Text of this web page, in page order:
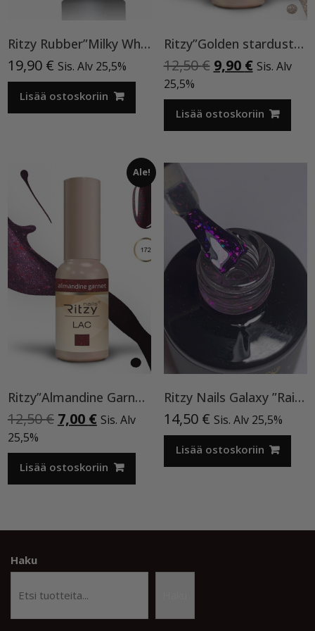
Ritzy Rubber”Milky White”11 , alusgeeli
19,90 € Sis. Alv 25,5%
Lisää ostoskoriin
Ritzy”Golden stardust”geelilakka,173 TPO vapaa
12,50€ Alkuperäinen
oli:
12,50 €.
9,90 €Nykyinen
on:
9,90 €.
Sis. Alv
25,5%
Lisää ostoskoriin
Ale!
Ritzy”Almandine Garnet”,9 ml TPO-VAPAA
12,50€ Alkuperäinen
oli:
12,50 €.
7,00 €Nykyinen
on:
7,00 €.
Sis. Alv
25,5%
Lisää ostoskoriin
Ritzy Nails Galaxy ”Rainbow” 8ml
14,50 € Sis. Alv 25,5%
Lisää ostoskoriin
Haku